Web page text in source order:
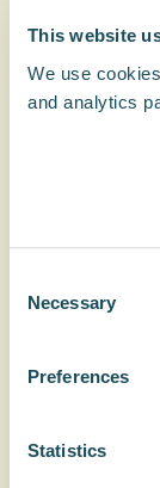
This website
We use
and analytics
Selection
Necessary
Preferences
Statistics